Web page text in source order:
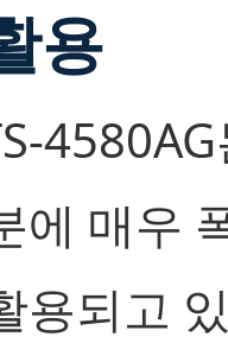
용
에 매우
용되고